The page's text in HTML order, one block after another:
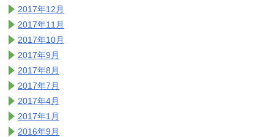
2017年12月
2017年11月
2017年10月
2017年9月
2017年8月
2017年7月
2017年4月
2017年1月
2016年9月